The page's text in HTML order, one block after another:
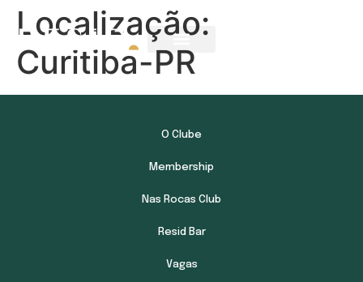
Localização:
Curitiba-PR
O Clube
Membership
Nas Rocas Club
Resid Bar
Vagas